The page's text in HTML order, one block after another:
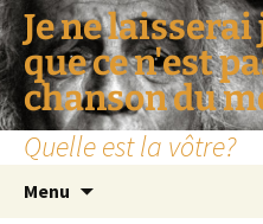
Je ne
que ce n'est
chanson du
Quelle est la vôtre?
Menu